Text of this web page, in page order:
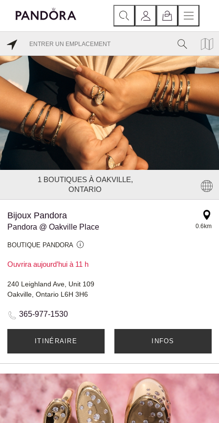
1 BOUTIQUES À OAKVILLE,
ONTARIO
Bijoux Pandora
Pandora @ Oakville Place
BOUTIQUE PANDORA
Ouvrira aujourd’hui à 11 h
0.6km
240 Leighland Ave, Unit 109
Oakville, Ontario L6H 3H6
365-977-1530
ITINÉRAIRE INFOS